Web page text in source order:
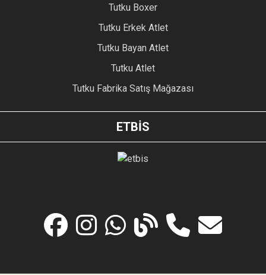
Tutku Boxer
Tutku Erkek Atlet
Tutku Bayan Atlet
Tutku Atlet
Tutku Fabrika Satış Mağazası
ETBİS